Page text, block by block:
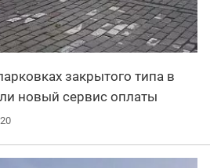
закрытого типа в
новый сервис оплаты